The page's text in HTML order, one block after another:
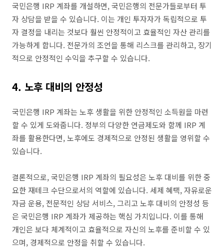
국민은행 IRP 계좌를 개설하면, 국민은행의 전문가들로부터 투
자 상담을 받을 수 있습니다. 이는 개인 투자자가 독립적으로 투
자 결정을 내리는 것보다 훨씬 안정적이고 효율적인 자산 관리를
가능하게 합니다. 전문가의 조언을 통해 리스크를 관리하고, 장기
적으로 안정적인 수익을 추구할 수 있습니다.
4. 노후 대비의 안정성
국민은행 IRP 계좌는 노후 생활을 위한 안정적인 소득원을 마련
할 수 있게 도와줍니다. 정부의 다양한 연금제도와 함께 IRP 계
좌를 활용한다면, 노후에도 경제적으로 안정된 생활을 영위할 수
있습니다.
결론적으로, 국민은행 IRP 계좌의 필요성은 노후 대비를 위한 중
요한 재테크 수단으로서의 역할에 있습니다. 세제 혜택, 자유로운
자금 운용, 전문적인 상담 서비스, 그리고 노후 대비의 안정성 등
은 국민은행 IRP 계좌가 제공하는 핵심 가치입니다. 이를 통해
개인은 보다 체계적이고 효율적으로 자신의 노후를 준비할 수 있
으며, 경제적으로 안정을 취할 수 있습니다.